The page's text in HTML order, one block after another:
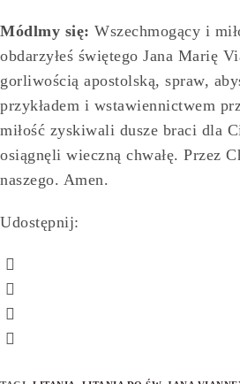
Módlmy się: Wszechmogący i
obdarzyłeś świętego Jana Marię
gorliwością apostolską, spraw,
przykładem i wstawiennictwem
miłość zyskiwali dusze braci dla
osiągnęli wieczną chwałę. Przez
naszego. Amen.
Udostępnij: